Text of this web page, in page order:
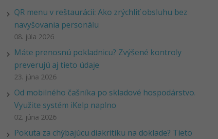
QR menu v reštaurácii: Ako zrýchliť obsluhu bez
navyšovania personálu
08. júla 2026
Máte prenosnú pokladnicu? Zvýšené kontroly
preverujú aj tieto údaje
23. júna 2026
Od mobilného čašníka po skladové hospodárstvo.
Využite systém iKelp naplno
02. júna 2026
Pokuta za chýbajúcu diakritiku na doklade? Tieto